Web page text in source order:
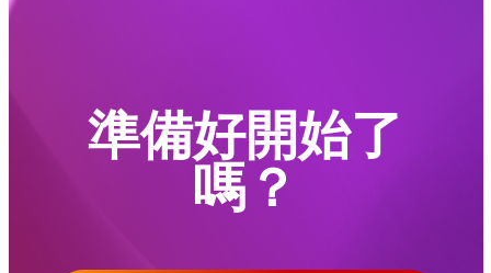
準備好開始了
嗎？